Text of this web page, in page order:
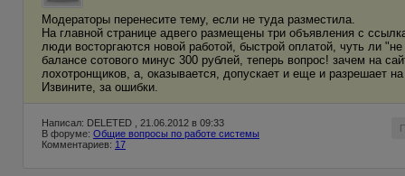
Модераторы перенесите тему, если не туда разместила.
На главной странице адвего размещены три объявления с
люди восторгаются новой работой, быстрой оплатой, чуть ли
балансе сотового минус 300 рублей, теперь вопрос! зачем на
лохотронщиков, а, оказывается, допускает и еще и разрешает
Извините, за ошибки.
Написал: DELETED , 21.06.2012 в 09:33
В форуме: Общие вопросы по работе системы
Комментариев: 17